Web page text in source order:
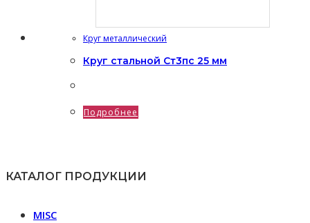
Круг металлический
Круг стальной Ст3пс 25 мм
Подробнее
КАТАЛОГ ПРОДУКЦИИ
MISC